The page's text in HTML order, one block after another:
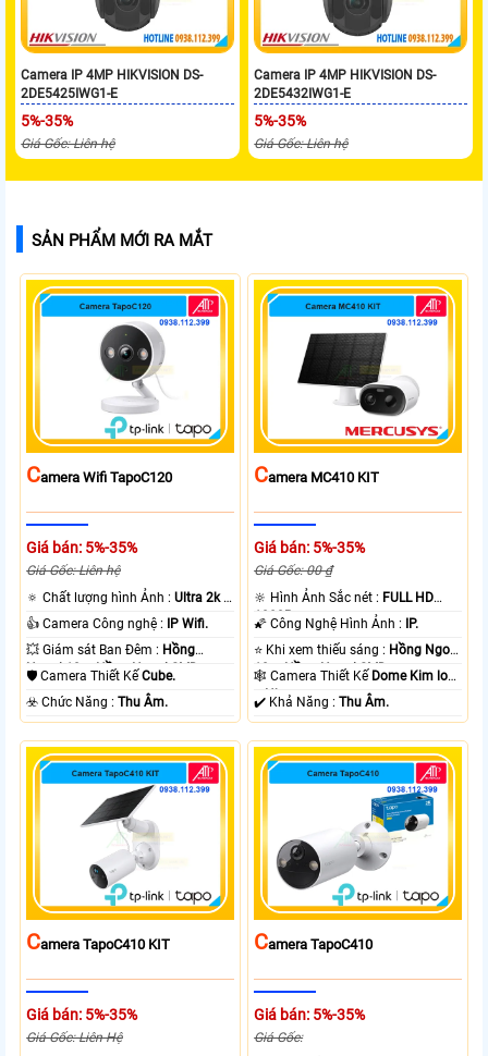
Camera IP 4MP HIKVISION DS-
2DE5425IWG1-E
5%-35%
Giá Gốc: Liên hệ
Camera IP 4MP HIKVISION DS-
2DE5432IWG1-E
5%-35%
Giá Gốc: Liên hệ
SẢN PHẨM MỚI RA MẮT
CAmera Wifi TapoC120
Giá bán: 5%-35%
Giá Gốc: Liên hệ
🔅 Chất lượng hình Ảnh :Ultra 2k +
.
👍 Camera Công nghệ :
IP Wifi.
💥 Giám sát Ban Đêm : Hồng
Ngoại 10m Hồng Ngoại SMD.
🛡 Camera Thiết KếCube.
️☣️ Chức Năng :Thu Âm.
CAmera MC410 KIT
Giá bán: 5%-35%
Giá Gốc: 00 ₫
🔆 Hình Ảnh Sắc nét : FULL HD
1080P .
🌠 Công Nghệ Hình Ảnh :
IP.
⭐ Khi xem thiếu sáng : Hồng Ngoại
10m Hồng Ngoại SMD.
🕸️ Camera Thiết Kế Dome Kim loại
+ Nhựa.
️✔️ Khả Năng :Thu Âm.
CAmera TapoC410 KIT
Giá bán: 5%-35%
Giá Gốc: Liên Hệ
CAmera TapoC410
Giá bán: 5%-35%
Giá Gốc: